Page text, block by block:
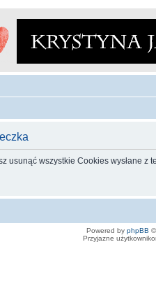
usunąć wszystkie Cookies wysłane z
Powered by phpBB
Przyjazne